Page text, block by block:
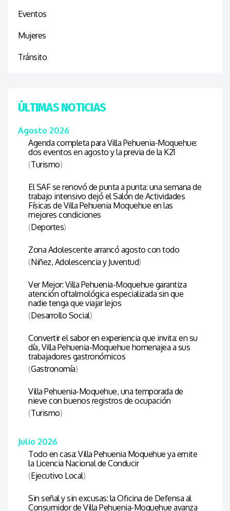
Eventos
Mujeres
Tránsito
ÚLTIMAS NOTICIAS
Agosto 2026
Agenda completa para Villa Pehuenia-Moquehue:
dos eventos en agosto y la previa de la K21
(Turismo)
El SAF se renovó de punta a punta: una semana de
trabajo intensivo dejó el Salón de Actividades
Físicas de Villa Pehuenia Moquehue en las
mejores condiciones
(Deportes)
Zona Adolescente arrancó agosto con todo
(Niñez, Adolescencia y Juventud)
Ver Mejor: Villa Pehuenia-Moquehue garantiza
atención oftalmológica especializada sin que
nadie tenga que viajar lejos
(Desarrollo Social)
Convertir el sabor en experiencia que invita: en su
día, Villa Pehuenia-Moquehue homenajea a sus
trabajadores gastronómicos
(Gastronomía)
Villa Pehuenia-Moquehue, una temporada de
nieve con buenos registros de ocupación
(Turismo)
Julio 2026
Todo en casa: Villa Pehuenia Moquehue ya emite
la Licencia Nacional de Conducir
(Ejecutivo Local)
Sin señal y sin excusas: la Oficina de Defensa al
Consumidor de Villa Pehuenia-Moquehue avanza